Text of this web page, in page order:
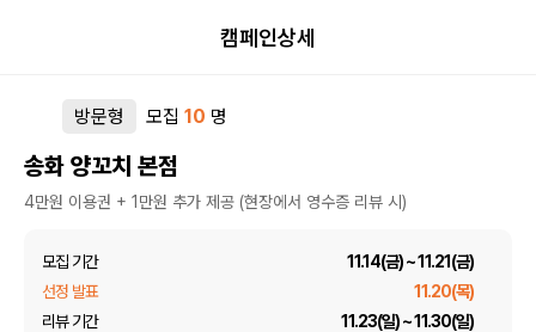
캠페인상세
방문형 모집 10 명
송화 양꼬치 본점
4만원 이용권 + 1만원 추가 제공 (현장에서 영수증 리뷰 시)
모집 기간
11.14(금) ~ 11.21(금)
선정 발표
11.20(목)
리뷰 기간
11.23(일) ~ 11.30(일)